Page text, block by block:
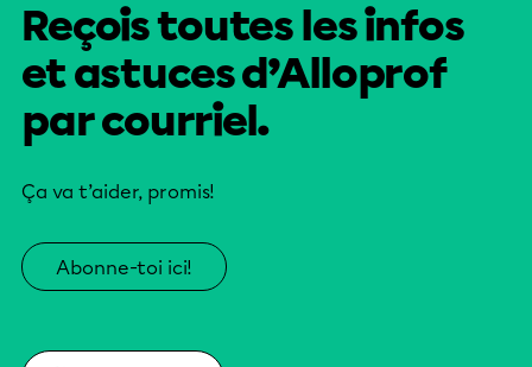
Reçois toutes les infos
et astuces d’Alloprof
par courriel.
Ça va t’aider, promis!
Abonne-toi ici!